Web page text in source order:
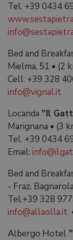
Tel. +39 0434
Bed and
Mielma, 51 • (2
Cell: +39 328
info@vignal.it
Locanda "Il
Marignana • (3
Tel. +39 0434
Email:
Bed and
- Fraz. Bagnarola
Tel.+39 328
info@allaolla.it
Albergo Hotel